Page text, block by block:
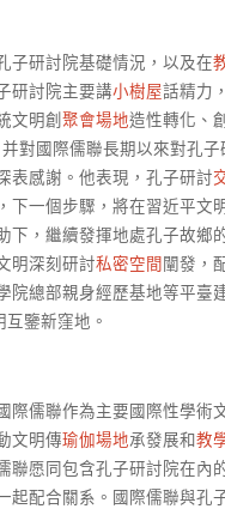
子研討院基礎情況，以及在
研討院主要講小樹屋話精力
文明創 聚會場地造性轉化、
對國際儒聯長期以來對孔子
表感謝。他表現，孔子研討
下一個步驟，將在習近平文
下，繼續發揮地處孔子故鄉
明深刻研討私密空間 闡發，
院總部親身經歷基地等平臺
互鑒新窪地。
際儒聯作為主要國際性學術
文明傳瑜伽場地承發展和教
聯愿同包含孔子研討院在內
起配合關系。國際儒聯與孔